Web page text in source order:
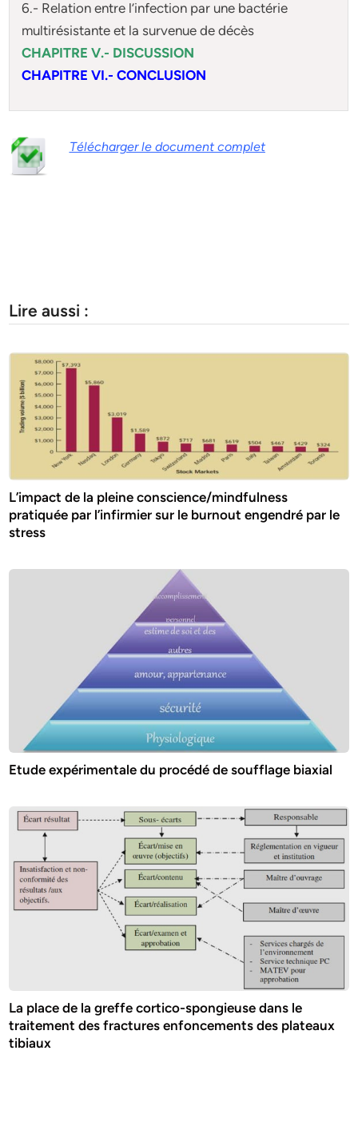
6.- Relation entre l’infection par une bactérie
multirésistante et la survenue de décès
CHAPITRE V.- DISCUSSION
CHAPITRE VI.- CONCLUSION
Télécharger le document complet
Lire aussi :
L’impact de la pleine conscience/mindfulness
pratiquée par l’infirmier sur le burnout engendré par le
stress
Etude expérimentale du procédé de soufflage biaxial
La place de la greffe cortico-spongieuse dans le
traitement des fractures enfoncements des plateaux
tibiaux